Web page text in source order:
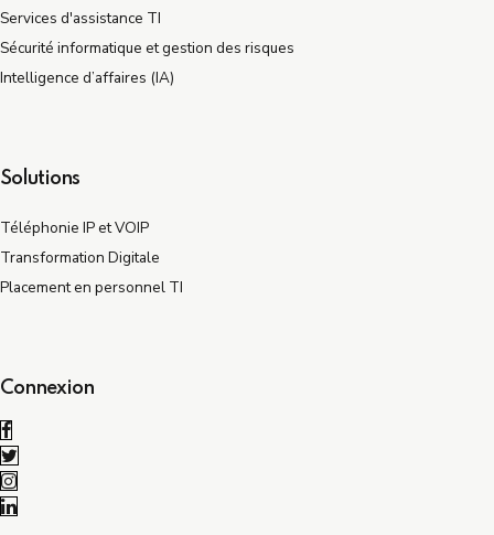
Services d'assistance TI
Sécurité informatique et gestion des risques
Intelligence d’affaires (IA)
Solutions
Téléphonie IP et VOIP
Transformation Digitale
Placement en personnel TI
Connexion